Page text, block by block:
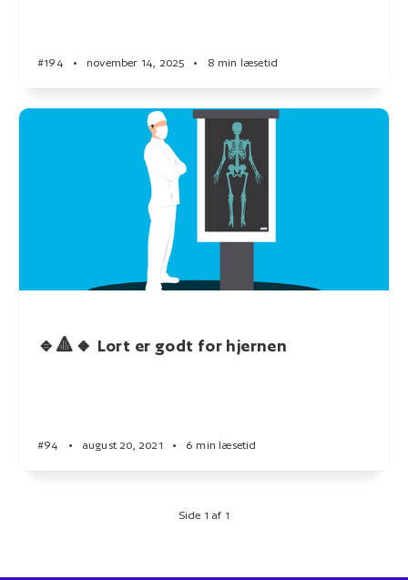
#194 • november 14, 2025 • 8 min læsetid
🔹🔺🔸 Lort er godt for hjernen
#94 • august 20, 2021 • 6 min læsetid
Side 1 af 1